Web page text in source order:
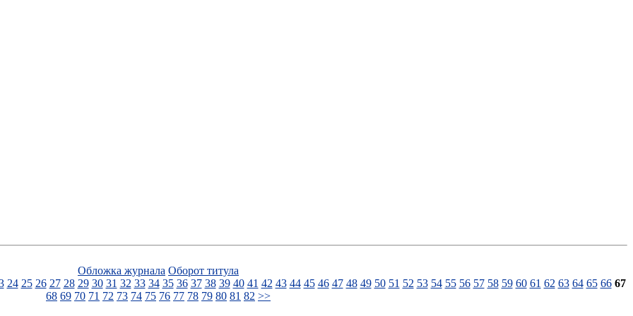
Обложка журнала Оборот титула
24 25 26 27 28 29 30 31 32 33 34 35 36 37 38 39 40 41 42 43 44 45 46 47 48 49 50 51 52 53 54 55 56 57 58 59 60 61 62 63 64 65 66 67
68 69 70 71 72 73 74 75 76 77 78 79 80 81 82 >>